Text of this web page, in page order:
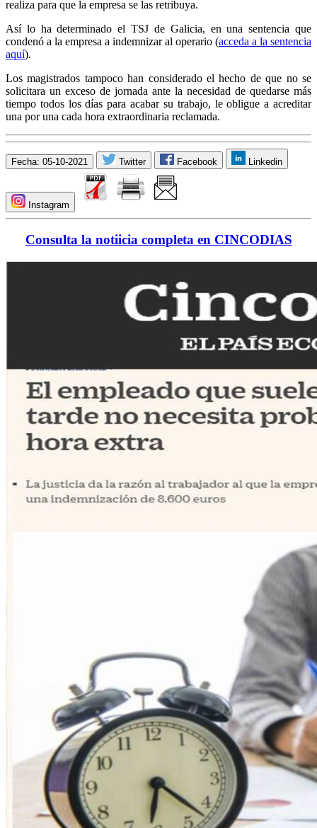
realiza para que la empresa se las retribuya.
Así lo ha determinado el TSJ de Galicia, en una sentencia que
condenó a la empresa a indemnizar al operario (acceda a la sentencia
aquí).
Los magistrados tampoco han considerado el hecho de que no se
solicitara un exceso de jornada ante la necesidad de quedarse más
tiempo todos los días para acabar su trabajo, le obligue a acreditar
una por una cada hora extraordinaria reclamada.
Fecha: 05-10-2021 Twitter Facebook Linkedin
Instagram
Consulta la notiicia completa en CINCODIAS